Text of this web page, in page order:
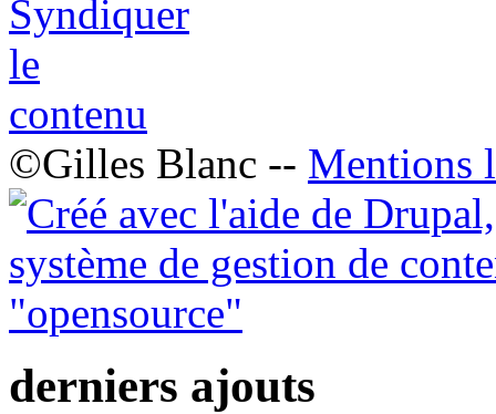
©Gilles Blanc -- Mentions
derniers ajouts